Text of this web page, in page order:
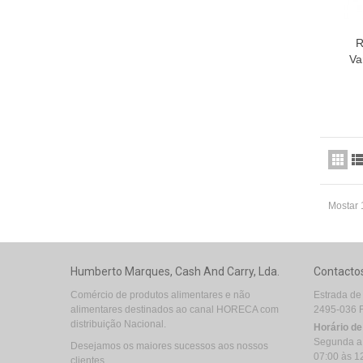
Mostar
Humberto Marques, Cash And Carry, Lda.
Comércio de produtos alimentares e não
alimentares destinados ao canal HORECA com
distribuição Nacional.
Desejamos os maiores sucessos aos nossos
clientes.
Estrada
2495-036
Horário
Segunda
07:00 às